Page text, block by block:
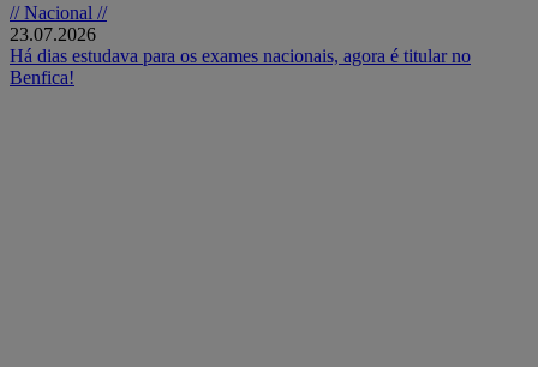
// Nacional //
23.07.2026
Há dias estudava para os exames nacionais, agora é titular no
Benfica!